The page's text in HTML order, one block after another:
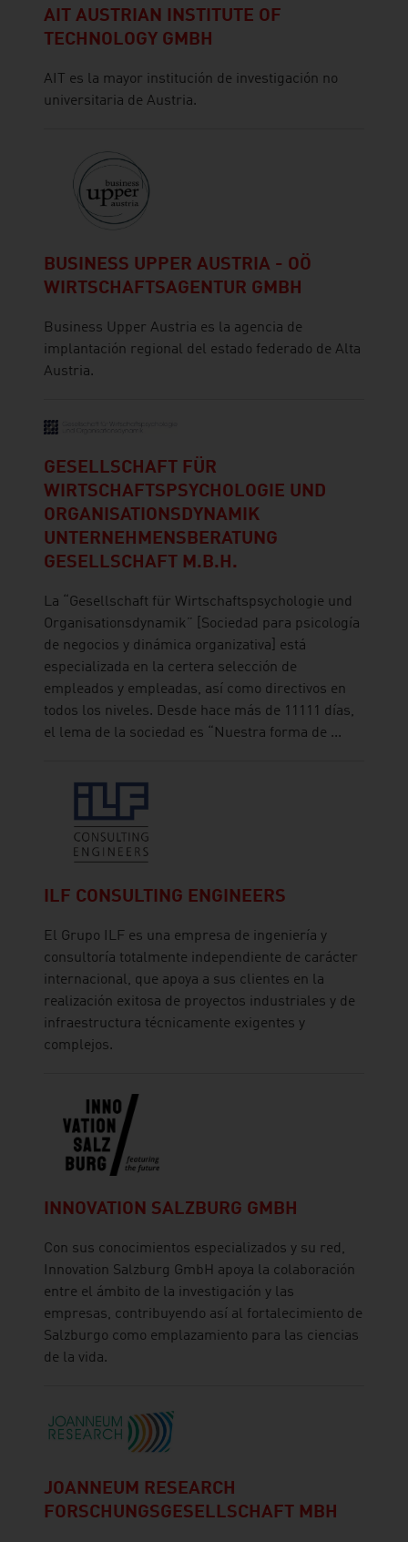
AIT AUSTRIAN INSTITUTE OF
TECHNOLOGY GMBH
AIT es la mayor institución de investigación no
universitaria de Austria.
BUSINESS UPPER AUSTRIA - OÖ
WIRTSCHAFTSAGENTUR GMBH
Business Upper Austria es la agencia de
implantación regional del estado federado de Alta
Austria.
GESELLSCHAFT FÜR
WIRTSCHAFTSPSYCHOLOGIE UND
ORGANISATIONSDYNAMIK
UNTERNEHMENSBERATUNG
GESELLSCHAFT M.B.H.
La “Gesellschaft für Wirtschaftspsychologie und
Organisationsdynamik” [Sociedad para psicología
de negocios y dinámica organizativa] está
especializada en la certera selección de
empleados y empleadas, así como directivos en
todos los niveles. Desde hace más de 11111 días,
el lema de la sociedad es “Nuestra forma de ...
ILF CONSULTING ENGINEERS
El Grupo ILF es una empresa de ingeniería y
consultoría totalmente independiente de carácter
internacional, que apoya a sus clientes en la
realización exitosa de proyectos industriales y de
infraestructura técnicamente exigentes y
complejos.
INNOVATION SALZBURG GMBH
Con sus conocimientos especializados y su red,
Innovation Salzburg GmbH apoya la colaboración
entre el ámbito de la investigación y las
empresas, contribuyendo así al fortalecimiento de
Salzburgo como emplazamiento para las ciencias
de la vida.
JOANNEUM RESEARCH
FORSCHUNGSGESELLSCHAFT MBH